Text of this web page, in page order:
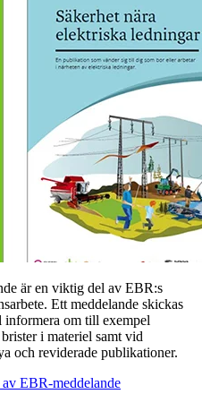
är en viktig del av EBR:s
Ett meddelande skickas
om till exempel
i materiel samt vid
och reviderade publikationer.
EBR-meddelande